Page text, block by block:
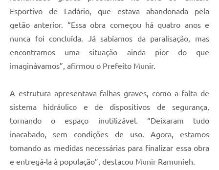
Esportivo de Ladário, que estava abandonada pela
getão anterior. “Essa obra começou há quatro anos e
nunca foi concluída. Já sabíamos da paralisação, mas
encontramos uma situação ainda pior do que
imaginávamos”, afirmou o Prefeito Munir.
A estrutura apresentava falhas graves, como a falta de
sistema hidráulico e de dispositivos de segurança,
tornando o espaço inutilizável. “Deixaram tudo
inacabado, sem condições de uso. Agora, estamos
tomando as medidas necessárias para finalizar essa obra
e entregá-la à população”, destacou Munir Ramunieh.